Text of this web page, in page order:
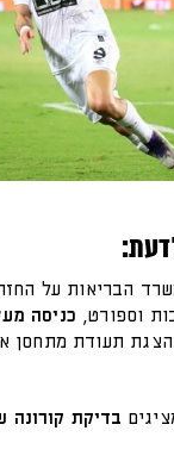
הבריאות על
וספורט,
תעודת מתחסן
בדיקת קורונה